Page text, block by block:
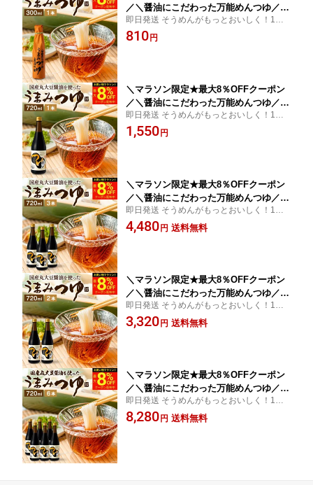
／＼醤油にこだわった万能めんつゆ／
うまみつゆ 300ml 1本 足立醸造 めんつ
ゆ 濃縮 ストレート しょうゆ 麺つゆ そ
即日発送 そうめんがもっとおいしく！1年
以上熟成した国産丸大豆醤油がベース お醤
油が濃くて苦手な方にもおすすめ かつおぶ
810円
＼マラソン限定★最大8％OFFクーポン
／＼醤油にこだわった万能めんつゆ／
うまみつゆ 720ml 1本 足立醸造 めんつ
ゆ 濃縮 ストレート しょうゆ 麺つゆ そ
即日発送 そうめんがもっとおいしく！1年
以上熟成した国産丸大豆醤油がベース お醤
油が濃くて苦手な方にもおすすめ かつおぶ
1,550円
＼マラソン限定★最大8％OFFクーポン
／＼醤油にこだわった万能めんつゆ／う
まみつゆ 720ml×3本 セット 送料無料
足立醸造 濃縮 ストレート しょうゆ 麺
即日発送 そうめんがもっとおいしく！1年
以上熟成した国産丸大豆醤油がベース お醤
油が濃くて苦手な方にもおすすめ かつおぶ
4,480円 送料無料
＼マラソン限定★最大8％OFFクーポン
／＼醤油にこだわった万能めんつゆ／う
まみつゆ 720ml×2本セット 送料無料 足
立醸造 濃縮 ストレート しょうゆ 麺つ
即日発送 そうめんがもっとおいしく！1年
以上熟成した国産丸大豆醤油がベース お醤
油が濃くて苦手な方にもおすすめ かつおぶ
3,320円 送料無料
＼マラソン限定★最大8％OFFクーポン
／＼醤油にこだわった万能めんつゆ／
うまみつゆ 720ml×6本 セット 送料無料
足立醸造 濃縮 ストレート しょうゆ 麺
即日発送 そうめんがもっとおいしく！1年
以上熟成した国産丸大豆醤油がベース お醤
油が濃くて苦手な方にもおすすめ かつおぶ
8,280円 送料無料